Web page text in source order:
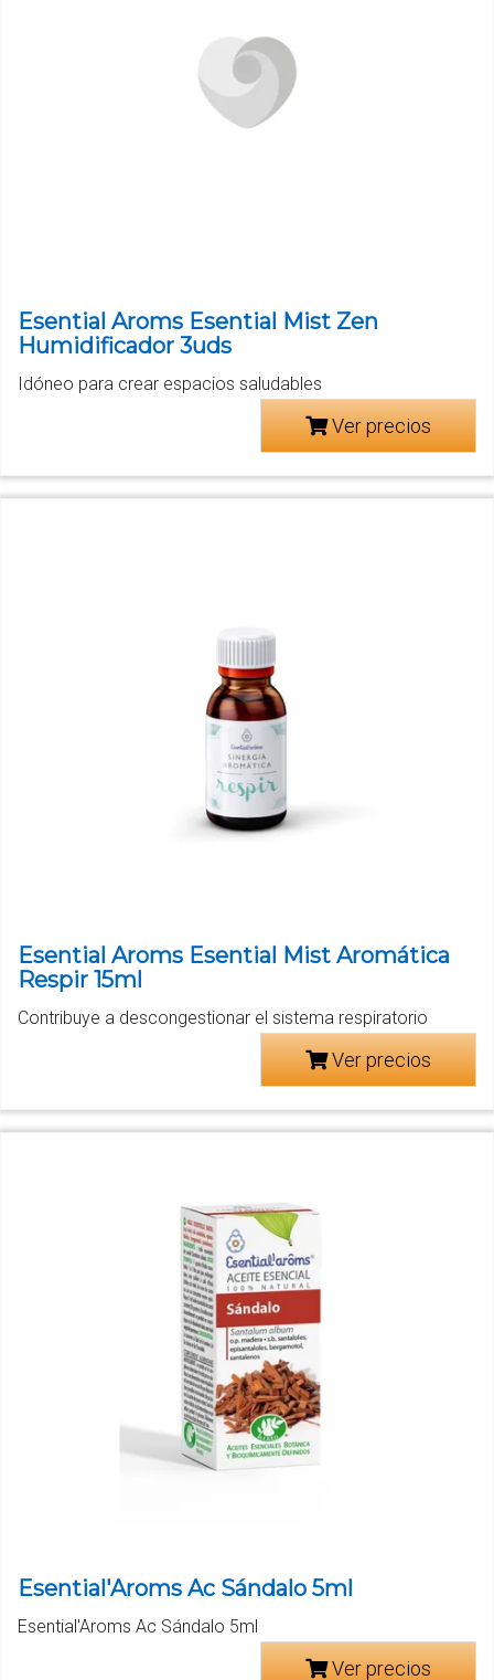
Esential Aroms Esential Mist Zen
Humidificador 3uds
Idóneo para crear espacios saludables
Ver precios
Esential Aroms Esential Mist Aromática
Respir 15ml
Contribuye a descongestionar el sistema respiratorio
Ver precios
Esential'Aroms Ac Sándalo 5ml
Esential'Aroms Ac Sándalo 5ml
Ver precios